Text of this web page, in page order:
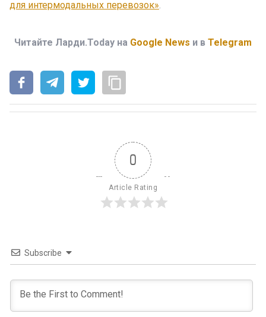
для интермодальных перевозок».
Читайте Ларди.Today на Google News и в Telegram
0
Article Rating
Subscribe